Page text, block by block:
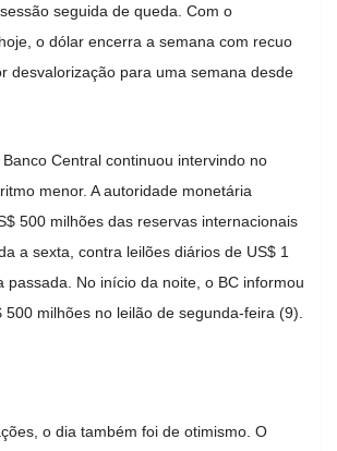
seguida de queda. Com o
o dólar encerra a semana com recuo
desvalorização para uma semana desde
Central continuou intervindo no
menor. A autoridade monetária
500 milhões das reservas internacionais
a sexta, contra leilões diários de US$ 1
passada. No início da noite, o BC informou
milhões no leilão de segunda-feira (9).
o dia também foi de otimismo. O